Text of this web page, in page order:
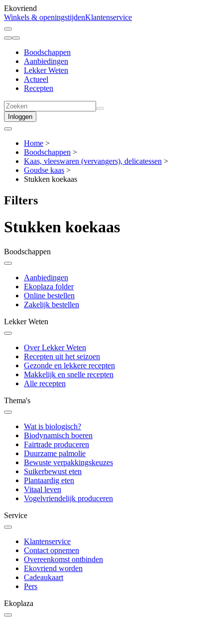
Ekovriend
Winkels & openingstijdenKlantenservice
Boodschappen
Aanbiedingen
Lekker Weten
Actueel
Recepten
Inloggen
Home >
Boodschappen >
Kaas, vleeswaren (vervangers), delicatessen >
Goudse kaas >
Stukken koekaas
Filters
Stukken koekaas
Boodschappen
Aanbiedingen
Ekoplaza folder
Online bestellen
Zakelijk bestellen
Lekker Weten
Over Lekker Weten
Recepten uit het seizoen
Gezonde en lekkere recepten
Makkelijk en snelle recepten
Alle recepten
Thema's
Wat is biologisch?
Biodynamisch boeren
Fairtrade produceren
Duurzame palmolie
Bewuste verpakkingskeuzes
Suikerbewust eten
Plantaardig eten
Vitaal leven
Vogelvriendelijk produceren
Service
Klantenservice
Contact opnemen
Overeenkomst ontbinden
Ekovriend worden
Cadeaukaart
Pers
Ekoplaza